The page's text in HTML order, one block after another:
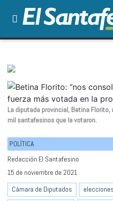
La diputada provincial, Betina
mil santafesinos que la votaron.
POLÍTICA
Redacción El Santafesino
15 de noviembre de 2021
Cámara de Diputados